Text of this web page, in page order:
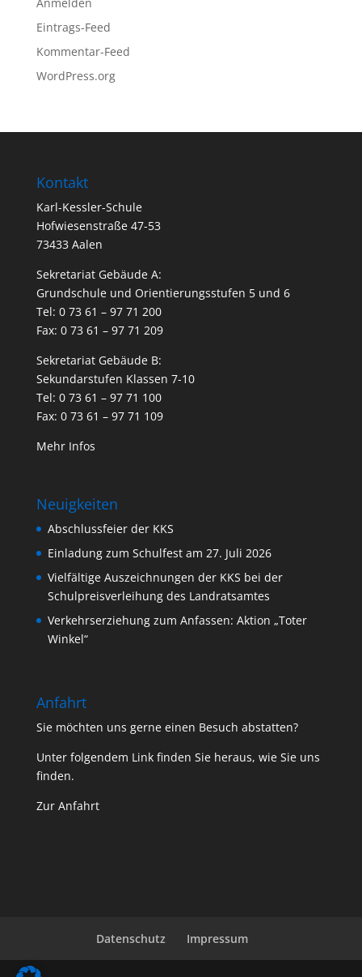
Eintrags-Feed
Kommentar-Feed
WordPress.org
Kontakt
Karl-Kessler-Schule
Hofwiesenstraße 47-53
73433 Aalen
Sekretariat Gebäude A:
Grundschule und Orientierungsstufen 5 und 6
Tel: 0 73 61 – 97 71 200
Fax: 0 73 61 – 97 71 209
Sekretariat Gebäude B:
Sekundarstufen Klassen 7-10
Tel: 0 73 61 – 97 71 100
Fax: 0 73 61 – 97 71 109
Mehr Infos
Neuigkeiten
Abschlussfeier der KKS
Einladung zum Schulfest am 27. Juli 2026
Vielfältige Auszeichnungen der KKS bei der
Schulpreisverleihung des Landratsamtes
Verkehrserziehung zum Anfassen: Aktion „Toter
Winkel“
Anfahrt
Sie möchten uns gerne einen Besuch abstatten?
Unter folgendem Link finden Sie heraus, wie Sie uns
finden.
Zur Anfahrt
Datenschutz Impressum